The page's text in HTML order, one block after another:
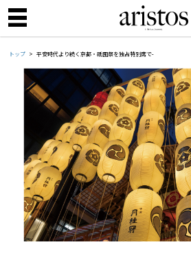
トップ 平安時代より続く京都・祇園祭を独占特別席で-